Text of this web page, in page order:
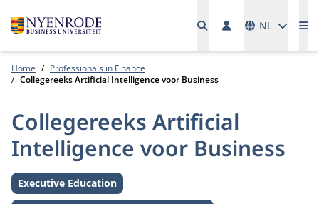
NL
Home
Professionals in Finance
Collegereeks Artificial Intelligence voor Business
Collegereeks Artificial
Intelligence voor Business
Level:
Executive Education